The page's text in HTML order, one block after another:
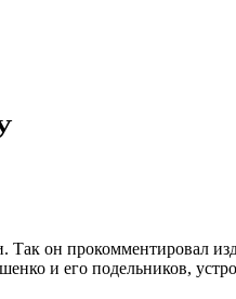
он прокомментировал
и его подельников,